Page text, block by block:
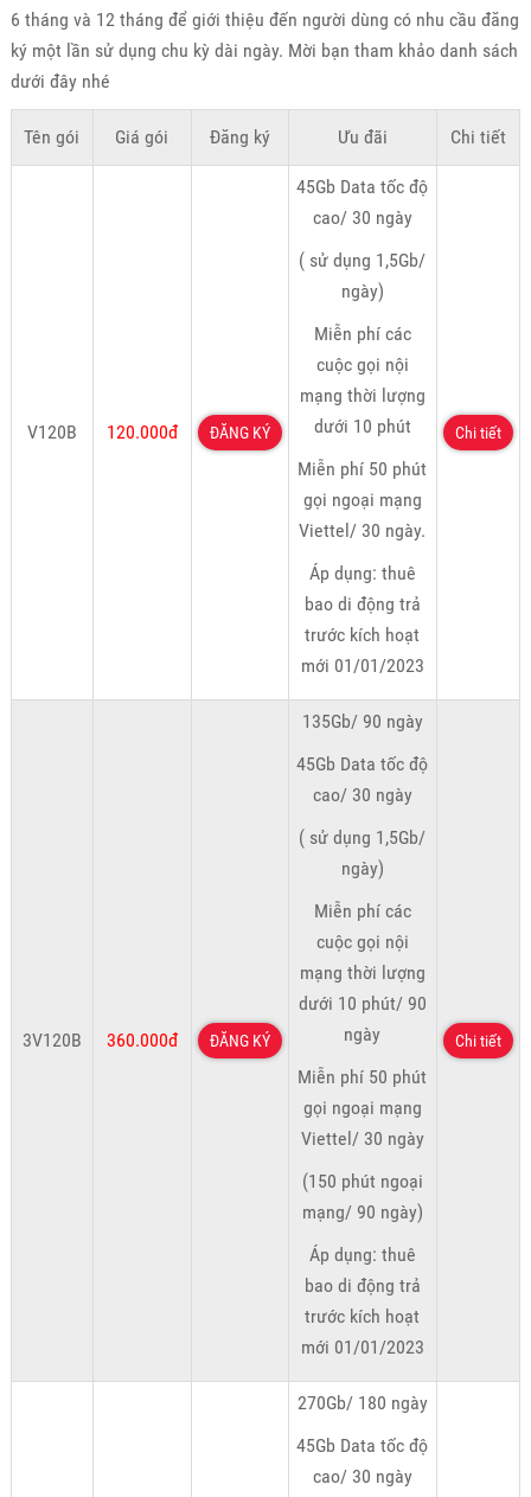
6 tháng và 12 tháng để giới thiệu đến người dùng có nhu cầu đăng
ký một lần sử dụng chu kỳ dài ngày. Mời bạn tham khảo danh sách
dưới đây nhé
Tên gói Giá gói Đăng ký Ưu đãi Chi tiết
V120B 120.000đ ĐĂNG KÝ
45Gb Data tốc độ
cao/ 30 ngày
( sử dụng 1,5Gb/
ngày)
Miễn phí các
cuộc gọi nội
mạng thời lượng
dưới 10 phút
Miễn phí 50 phút
gọi ngoại mạng
Viettel/ 30 ngày.
Áp dụng: thuê
bao di động trả
trước kích hoạt
mới 01/01/2023
Chi tiết
3V120B 360.000đ ĐĂNG KÝ
135Gb/ 90 ngày
45Gb Data tốc độ
cao/ 30 ngày
( sử dụng 1,5Gb/
ngày)
Miễn phí các
cuộc gọi nội
mạng thời lượng
dưới 10 phút/ 90
ngày
Miễn phí 50 phút
gọi ngoại mạng
Viettel/ 30 ngày
(150 phút ngoại
mạng/ 90 ngày)
Áp dụng: thuê
bao di động trả
trước kích hoạt
mới 01/01/2023
Chi tiết
270Gb/ 180 ngày
45Gb Data tốc độ
cao/ 30 ngày